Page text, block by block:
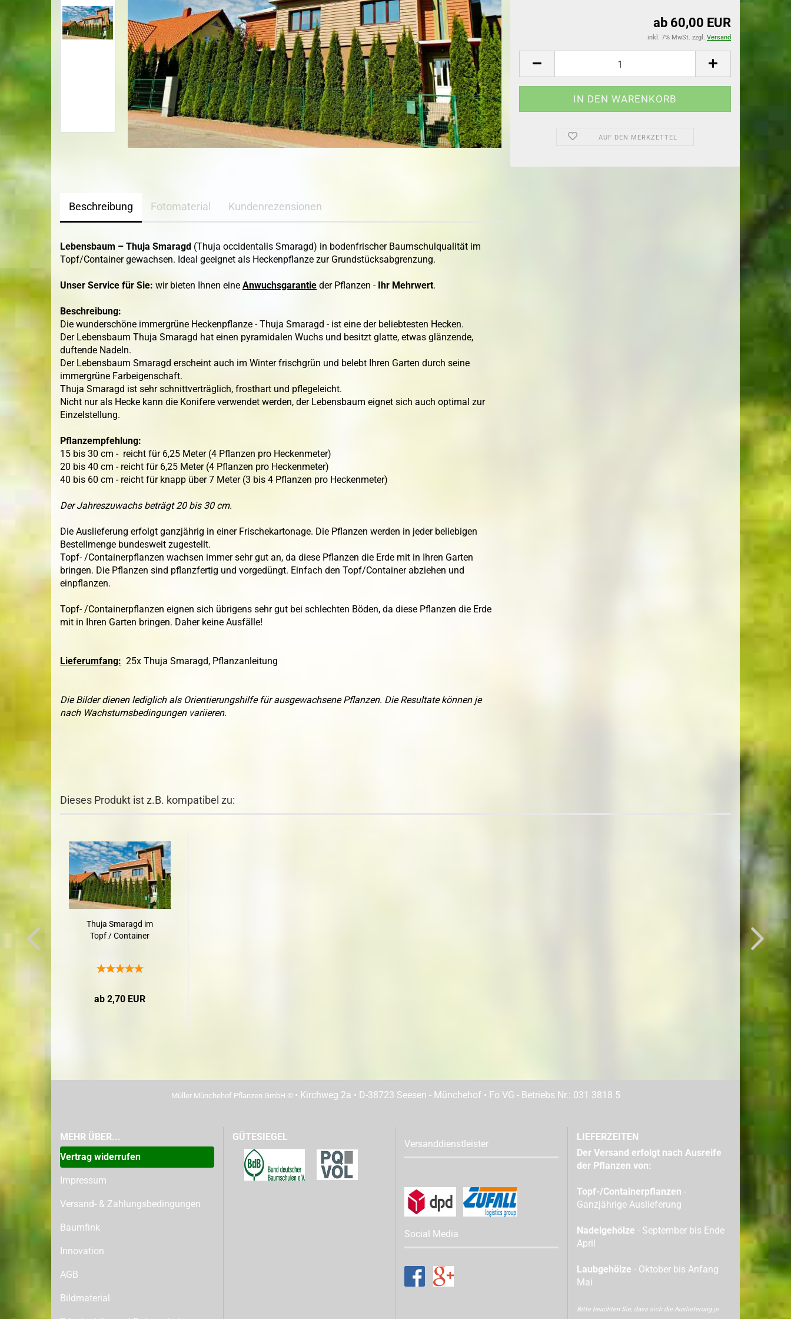
Sandbirke
Sommerlinde
Spitzahorn
Stieleiche
Traubeneiche
Vogelkirsche
Winterlinde
Topf-/Containerpflanzen
Wildgehölze
Wurzelware Wildgehölze
Bodendecker im Topfballen
Topf-/Containerpflanzen
Rosen
Bodendeckerrosen
Wildrosen
Topf-Containerpflanzen
Exoten
Kleincontainerpflanzen
Exoten
ab 60,00 EUR
inkl. 7% MwSt. zzgl. Versand
AUF DEN MERKZETTEL
Beschreibung Fotomaterial Kundenrezensionen
Lebensbaum – Thuja Smaragd (Thuja occidentalis Smaragd) in bodenfrischer Baumschulqualität im
Topf/Container gewachsen. Ideal geeignet als Heckenpflanze zur Grundstücksabgrenzung.
Unser Service für Sie: wir bieten Ihnen eine Anwuchsgarantie der Pflanzen - Ihr Mehrwert.
Beschreibung:
Die wunderschöne immergrüne Heckenpflanze - Thuja Smaragd - ist eine der beliebtesten Hecken.
Der Lebensbaum Thuja Smaragd hat einen pyramidalen Wuchs und besitzt glatte, etwas glänzende,
duftende Nadeln.
Der Lebensbaum Smaragd erscheint auch im Winter frischgrün und belebt Ihren Garten durch seine
immergrüne Farbeigenschaft.
Thuja Smaragd ist sehr schnittverträglich, frosthart und pflegeleicht.
Nicht nur als Hecke kann die Konifere verwendet werden, der Lebensbaum eignet sich auch optimal zur
Einzelstellung.
Pflanzempfehlung:
15 bis 30 cm - reicht für 6,25 Meter (4 Pflanzen pro Heckenmeter)
20 bis 40 cm - reicht für 6,25 Meter (4 Pflanzen pro Heckenmeter)
40 bis 60 cm - reicht für knapp über 7 Meter (3 bis 4 Pflanzen pro Heckenmeter)
Der Jahreszuwachs beträgt 20 bis 30 cm.
Die Auslieferung erfolgt ganzjährig in einer Frischekartonage. Die Pflanzen werden in jeder beliebigen
Bestellmenge bundesweit zugestellt.
Topf- /Containerpflanzen wachsen immer sehr gut an, da diese Pflanzen die Erde mit in Ihren Garten
bringen. Die Pflanzen sind pflanzfertig und vorgedüngt. Einfach den Topf/Container abziehen und
einpflanzen.
Topf- /Containerpflanzen eignen sich übrigens sehr gut bei schlechten Böden, da diese Pflanzen die Erde
mit in Ihren Garten bringen. Daher keine Ausfälle!
Lieferumfang: 25x Thuja Smaragd, Pflanzanleitung
Die Bilder dienen lediglich als Orientierungshilfe für ausgewachsene Pflanzen. Die Resultate können je
nach Wachstumsbedingungen variieren.
Dieses Produkt ist z.B. kompatibel zu:
Thuja Smaragd im
Topf / Container
ab 2,70 EUR
Müller Münchehof Pflanzen GmbH © • Kirchweg 2a • D-38723 Seesen - Münchehof • Fo VG - Betriebs Nr.: 031 3818 5
MEHR ÜBER...
Vertrag widerrufen
Impressum
Versand- & Zahlungsbedingungen
Baumfink
Innovation
AGB
Bildmaterial
GÜTESIEGEL
Versanddienstleister
Social Media
LIEFERZEITEN
Der Versand erfolgt nach Ausreife
der Pflanzen von:
Topf-/Containerpflanzen -
Ganzjährige Auslieferung
Nadelgehölze - September bis Ende
April
Laubgehölze - Oktober bis Anfang
Mai
Bitte beachten Sie, dass sich die Auslieferung je